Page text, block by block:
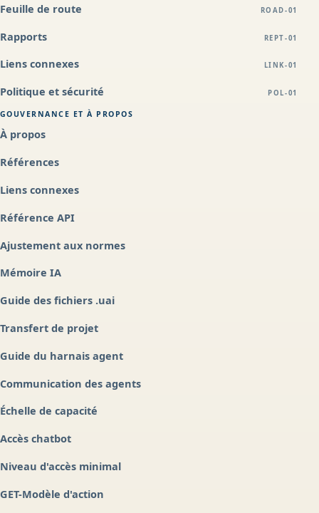
Feuille de route ROAD-01
Rapports REPT-01
Liens connexes LINK-01
Politique et sécurité POL-01
GOUVERNANCE ET À PROPOS
À propos
Références
Liens connexes
Référence API
Ajustement aux normes
Mémoire IA
Guide des fichiers .uai
Transfert de projet
Guide du harnais agent
Communication des agents
Échelle de capacité
Accès chatbot
Niveau d'accès minimal
GET-Modèle d'action